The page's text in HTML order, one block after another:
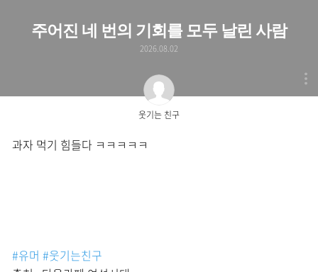
주어진 네 번의 기회를 모두 날린 사람
2026.08.02
웃기는 친구
과자 먹기 힘들다 ㅋㅋㅋㅋㅋ
#유머 #웃기는친구